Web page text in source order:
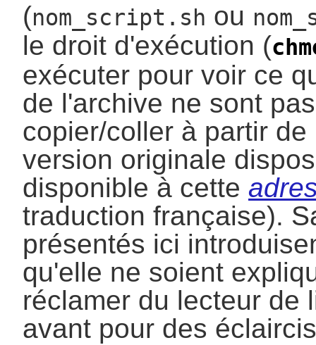
(nom_script.sh ou
le droit d'exécution (
exécuter pour voir ce
de l'archive ne sont
copier/coller à partir
version originale
disponible à cette
traduction française).
présentés ici
qu'elle ne soient
réclamer du lecteur de
avant pour des